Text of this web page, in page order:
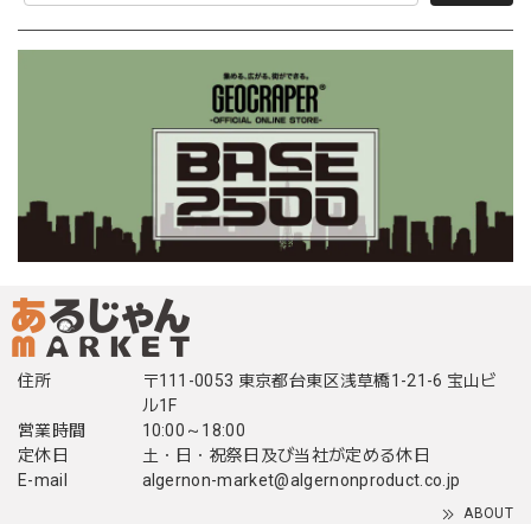
住所
〒111-0053 東京都台東区浅草橋1-21-6 宝山ビ
ル1F
営業時間
10:00～18:00
定休日
土・日・祝祭日及び当社が定める休日
E-mail
algernon-market@algernonproduct.co.jp
ABOUT